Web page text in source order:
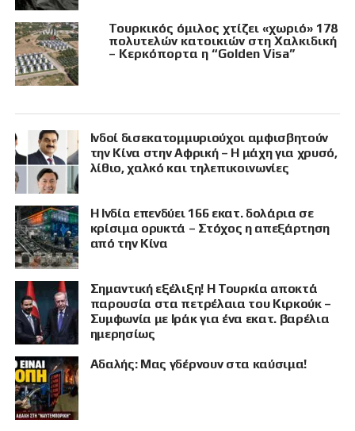
Τουρκικός όμιλος χτίζει «χωριό» 178
πολυτελών κατοικιών στη Χαλκιδική
– Κερκόπορτα η “Golden Visa”
Ινδοί δισεκατομμυριούχοι αμφισβητούν
την Κίνα στην Αφρική – Η μάχη για χρυσό,
λίθιο, χαλκό και τηλεπικοινωνίες
Η Ινδία επενδύει 166 εκατ. δολάρια σε
κρίσιμα ορυκτά – Στόχος η απεξάρτηση
από την Κίνα
Σημαντική εξέλιξη! Η Τουρκία αποκτά
παρουσία στα πετρέλαια του Κιρκούκ –
Συμφωνία με Ιράκ για ένα εκατ. βαρέλια
ημερησίως
Αδαλής: Μας γδέρνουν στα καύσιμα!